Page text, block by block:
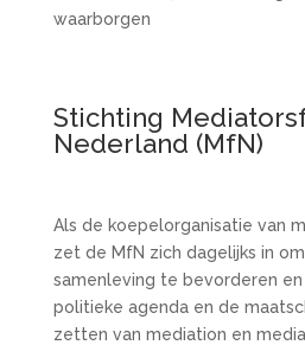
waarborgen
Stichting
Nederland (MfN)
Als de koepelorganisatie van
zet de MfN zich dagelijks in
samenleving te bevorderen
politieke agenda en de
zetten van mediation en